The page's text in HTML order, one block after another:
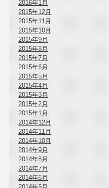
2016年1月
2015年12月
2015年11月
2015年10月
2015年9月
2015年8月
2015年7月
2015年6月
2015年5月
2015年4月
2015年3月
2015年2月
2015年1月
2014年12月
2014年11月
2014年10月
2014年9月
2014年8月
2014年7月
2014年6月